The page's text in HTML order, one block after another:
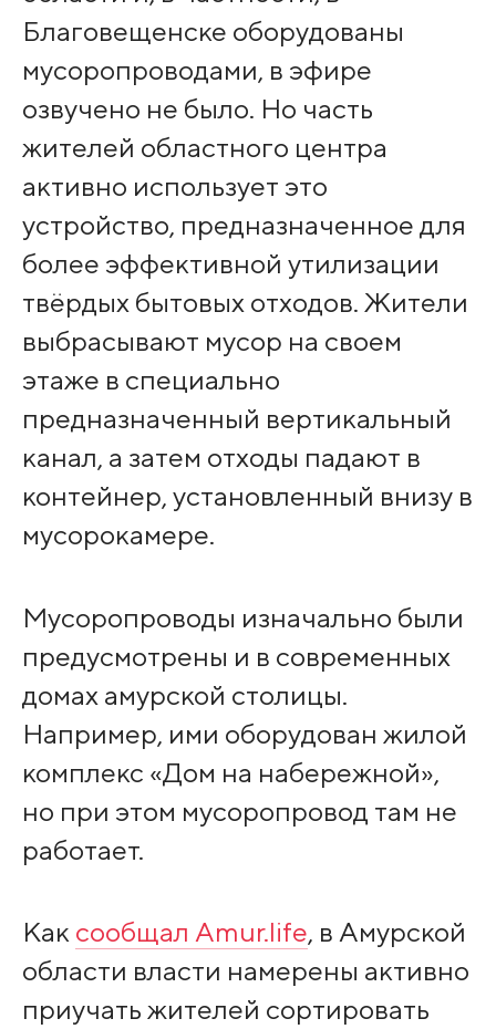
Благовещенске оборудованы
мусоропроводами, в эфире
озвучено не было. Но часть
жителей областного центра
активно использует это
устройство, предназначенное для
более эффективной утилизации
твёрдых бытовых отходов. Жители
выбрасывают мусор на своем
этаже в специально
предназначенный вертикальный
канал, а затем отходы падают в
контейнер, установленный внизу в
мусорокамере.
Мусоропроводы изначально были
предусмотрены и в современных
домах амурской столицы.
Например, ими оборудован жилой
комплекс «Дом на набережной»,
но при этом мусоропровод там не
работает.
Как сообщал Amur.life, в Амурской
области власти намерены активно
приучать жителей сортировать